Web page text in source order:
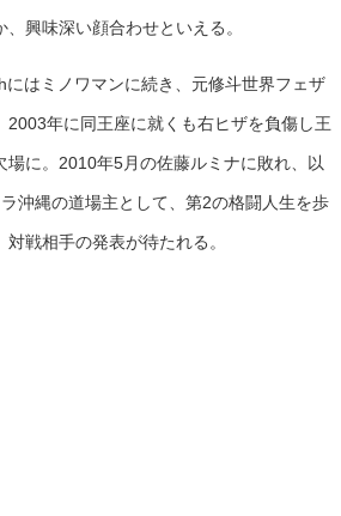
興味深い顔合わせといえる。
はミノワマンに続き、元修斗世界フェザ
年に同王座に就くも右ヒザを負傷し王
に。2010年5月の佐藤ルミナに敗れ、以
沖縄の道場主として、第2の格闘人生を歩
戦相手の発表が待たれる。